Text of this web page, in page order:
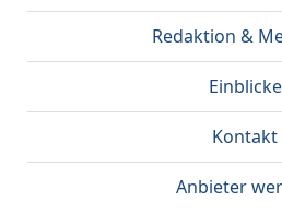
Redaktion &
Einblicke
Kontakt
Anbieter